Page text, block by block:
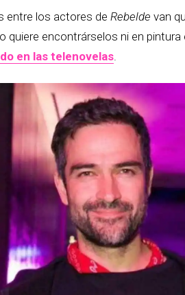
entre los actores de Rebelde van
quiere encontrárselos ni en
en las telenovelas.